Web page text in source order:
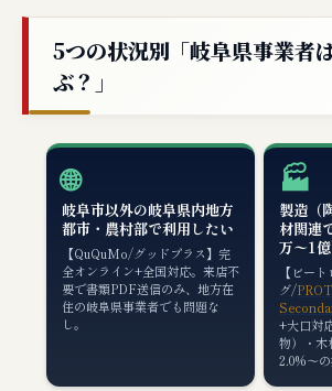
5つの状況別「岐阜県事業者
ぶ？」
🌐
岐阜市以外の岐阜県内地方
都市・農村部で利用したい
【QuQuMo/グッドプラス】完
全オンライン+全国対応。来店不
要で書類PDF送信のみ、地方在
住の岐阜県事業者でも問題な
し。
🏭
製造（
材関連
万〜1億
【ビー
グ/
+大口対
物）・木
2.0%〜の